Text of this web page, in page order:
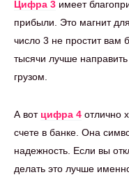
Цифра 3 имеет
прибыли. Это магнит
число 3 не простит вам
тысячи лучше
грузом.
А вот цифра 4 отлично
счете в банке. Она
надежность. Если вы
делать это лучше